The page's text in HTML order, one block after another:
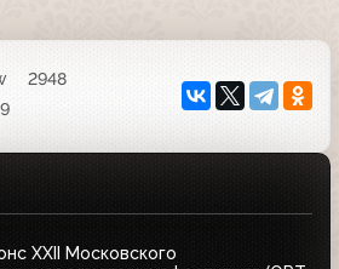
2948
XXII Московского